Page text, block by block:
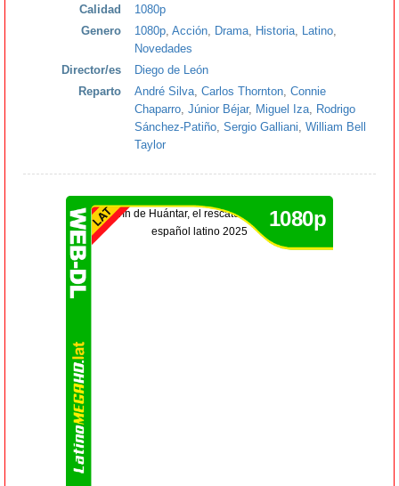
Calidad
1080p
Genero
1080p Acción Drama Historia Latino
Novedades
Director/es
Diego de León
Reparto
André Silva Carlos Thornton Connie
Chaparro Júnior Béjar, Miguel Iza
Rodrigo
Sánchez-Patiño Sergio Galliani William Bell
Taylor
1080p